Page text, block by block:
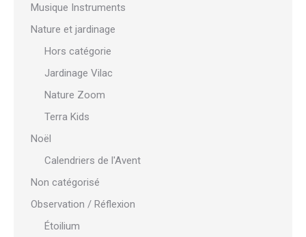
Musique Instruments
Nature et jardinage
Hors catégorie
Jardinage Vilac
Nature Zoom
Terra Kids
Noël
Calendriers de l'Avent
Non catégorisé
Observation / Réflexion
Étoilium